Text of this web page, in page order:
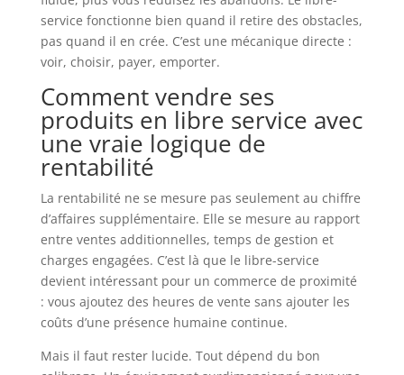
service fonctionne bien quand il retire des obstacles,
pas quand il en crée. C’est une mécanique directe :
voir, choisir, payer, emporter.
Comment vendre ses
produits en libre service avec
une vraie logique de
rentabilité
La rentabilité ne se mesure pas seulement au chiffre
d’affaires supplémentaire. Elle se mesure au rapport
entre ventes additionnelles, temps de gestion et
charges engagées. C’est là que le libre-service
devient intéressant pour un commerce de proximité
: vous ajoutez des heures de vente sans ajouter les
coûts d’une présence humaine continue.
Mais il faut rester lucide. Tout dépend du bon